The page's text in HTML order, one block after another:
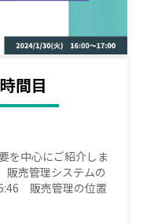
間目
を中心にご紹介しま
売管理システムの
販売管理の位置